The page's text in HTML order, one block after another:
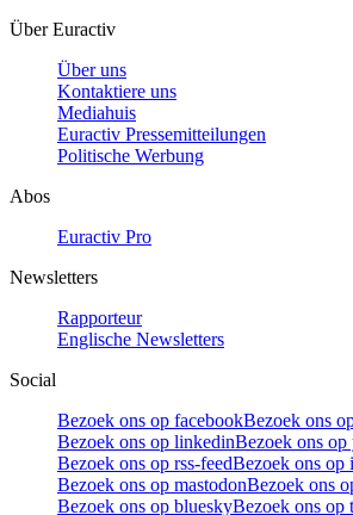
Über Euractiv
Über uns
Kontaktiere uns
Mediahuis
Euractiv Pressemitteilungen
Politische Werbung
Abos
Euractiv Pro
Newsletters
Rapporteur
Englische Newsletters
Social
Bezoek ons op facebookBezoek ons
Bezoek ons op linkedinBezoek ons op
Bezoek ons op rss-feedBezoek ons op
Bezoek ons op mastodonBezoek ons
Bezoek ons op blueskyBezoek ons op